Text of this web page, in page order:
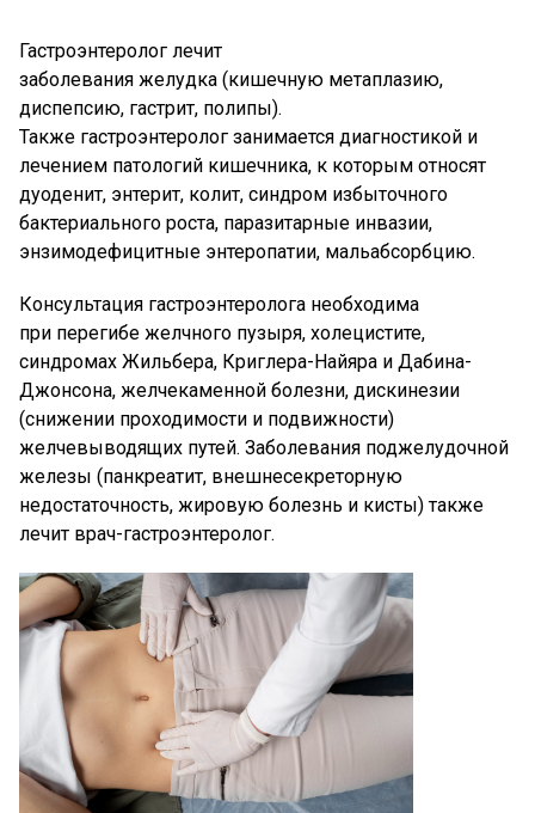
Гастроэнтеролог лечит
заболевания желудка (кишечную метаплазию,
диспепсию, гастрит, полипы).
Также гастроэнтеролог занимается диагностикой и
лечением патологий кишечника, к которым относят
дуоденит, энтерит, колит, синдром избыточного
бактериального роста, паразитарные инвазии,
энзимодефицитные энтеропатии, мальабсорбцию.
Консультация гастроэнтеролога необходима
при перегибе желчного пузыря, холецистите,
синдромах Жильбера, Криглера-Найяра и Дабина-
Джонсона, желчекаменной болезни, дискинезии
(снижении проходимости и подвижности)
желчевыводящих путей. Заболевания поджелудочной
железы (панкреатит, внешнесекреторную
недостаточность, жировую болезнь и кисты) также
лечит врач-гастроэнтеролог.